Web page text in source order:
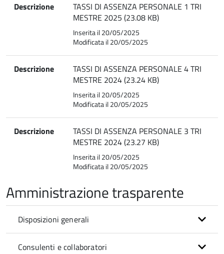
Descrizione
TASSI DI ASSENZA PERSONALE 1 TRI
MESTRE 2025 (23.08 KB)
Inserita il 20/05/2025
Modificata il 20/05/2025
Descrizione
TASSI DI ASSENZA PERSONALE 4 TRI
MESTRE 2024 (23.24 KB)
Inserita il 20/05/2025
Modificata il 20/05/2025
Descrizione
TASSI DI ASSENZA PERSONALE 3 TRI
MESTRE 2024 (23.27 KB)
Inserita il 20/05/2025
Modificata il 20/05/2025
Amministrazione trasparente
Disposizioni generali
Consulenti e collaboratori